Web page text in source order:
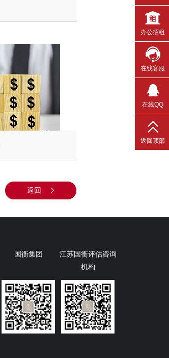
返回
国衡集团
江苏国衡评估咨询
机构
办公招租
在线客服
在线QQ
返回顶部